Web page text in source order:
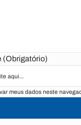
(Obrigatório)
meus dados neste